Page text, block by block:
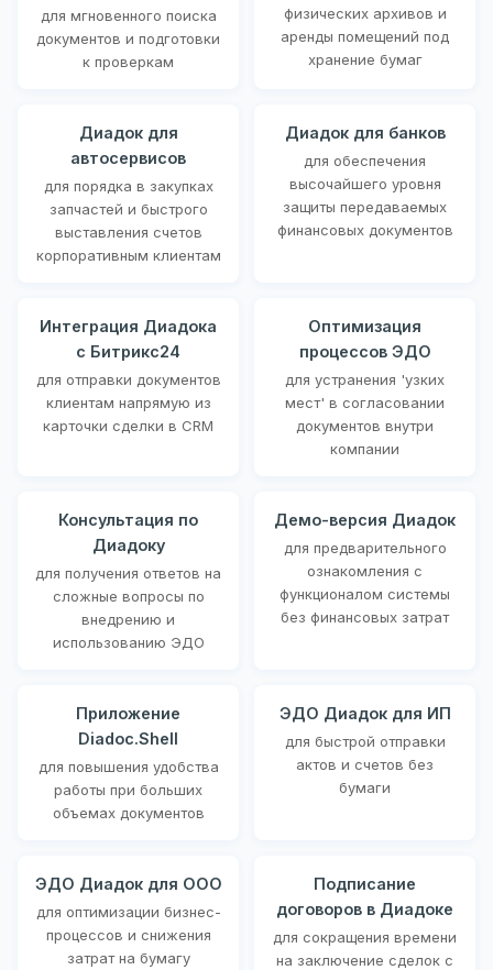
для мгновенного поиска
документов и подготовки
к проверкам
физических архивов и
аренды помещений под
хранение бумаг
Диадок для
автосервисов
для порядка в закупках
запчастей и быстрого
выставления счетов
корпоративным клиентам
Диадок для банков
для обеспечения
высочайшего уровня
защиты передаваемых
финансовых документов
Интеграция Диадока
с Битрикс24
для отправки документов
клиентам напрямую из
карточки сделки в CRM
Оптимизация
процессов ЭДО
для устранения 'узких
мест' в согласовании
документов внутри
компании
Консультация по
Диадоку
для получения ответов на
сложные вопросы по
внедрению и
использованию ЭДО
Демо-версия Диадок
для предварительного
ознакомления с
функционалом системы
без финансовых затрат
Приложение
Diadoc.Shell
для повышения удобства
работы при больших
объемах документов
ЭДО Диадок для ИП
для быстрой отправки
актов и счетов без
бумаги
ЭДО Диадок для ООО
для оптимизации бизнес-
процессов и снижения
затрат на бумагу
Подписание
договоров в Диадоке
для сокращения времени
на заключение сделок с